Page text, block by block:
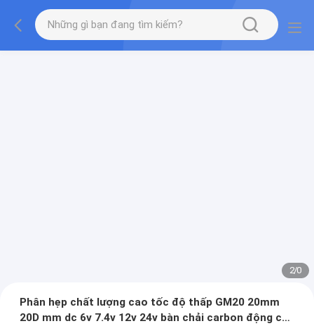
2/0
Phân hẹp chất lượng cao tốc độ thấp GM20 20mm
20D mm dc 6v 7.4v 12v 24v bàn chải carbon động cơ